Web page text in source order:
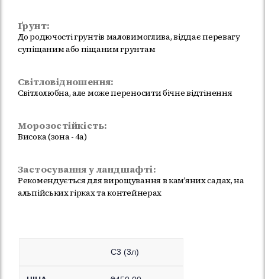
Ґрунт:
До родючості грунтів маловимоглива, віддає перевагу
супіщаним або піщаним грунтам
Світловідношення:
Світлолюбна, але може переносити бічне відтінення
Морозостійкість:
Висока (зона - 4а)
Застосування у ландшафті:
Рекомендується для вирощування в кам'яних садах, на
альпійських гірках та контейнерах
C3 (3л)